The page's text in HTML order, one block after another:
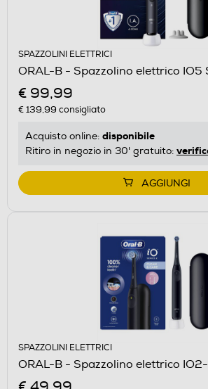
SPAZZOLINI ELETTRICI
ORAL-B - Spazzolino elettrico IO5
€ 99,99
€ 139,99 consigliato
Acquisto online: disponibile
Ritiro in negozio in 30' gratuito:
AGGIUNGI
SPAZZOLINI ELETTRICI
ORAL-B - Spazzolino elettrico